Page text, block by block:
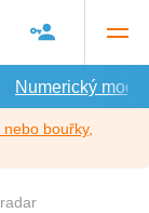
Numerický model
bouřky,